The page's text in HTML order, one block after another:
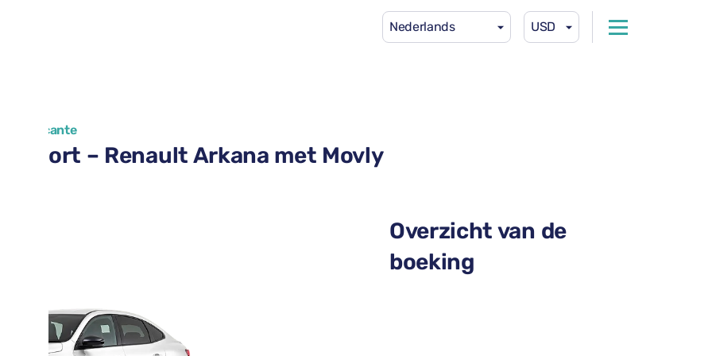
Nederlands USD
van Alicante
– Renault Arkana met Movly
Overzicht van de
boeking